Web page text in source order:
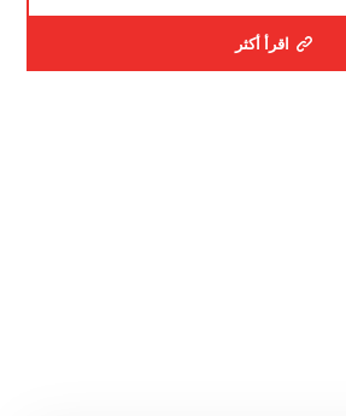
اقرأ أكثر